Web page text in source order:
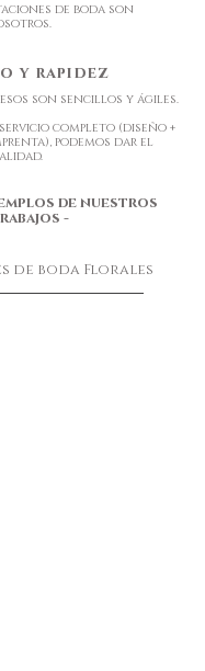
de boda son
y rapidez
son sencillos y ágiles.
completo (diseño +
podemos dar el
de nuestros
-
de boda Florales